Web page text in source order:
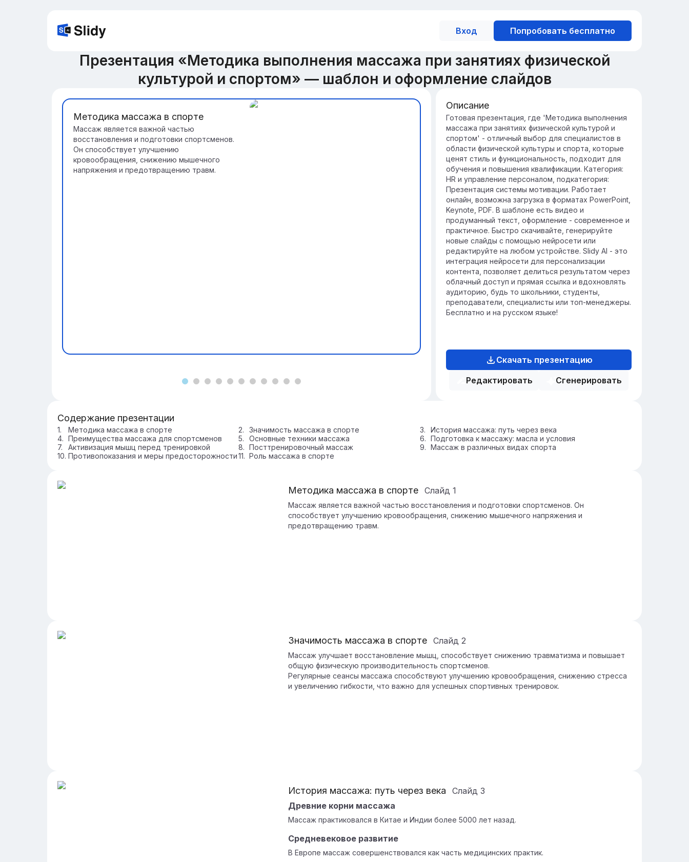
Вход Попробовать бесплатно
Презентация «Методика выполнения массажа при занятиях физической
культурой и спортом» — шаблон и оформление слайдов
Методика массажа в спорте
Массаж является важной частью
восстановления и подготовки спортсменов.
Он способствует улучшению
кровообращения, снижению мышечного
напряжения и предотвращению травм.
Значимость массажа в спорте
Массаж улучшает восстановление мышц,
способствует снижению травматизма и
повышает общую физическую
производительность спортсменов.
Регулярные сеансы массажа способствуют
улучшению кровообращения, снижению
стресса и увеличению гибкости, что важно
для успешных спортивных тренировок.
Описание
Готовая презентация, где 'Методика выполнения
массажа при занятиях физической культурой и
спортом' - отличный выбор для специалистов в
области физической культуры и спорта, которые
ценят стиль и функциональность, подходит для
обучения и повышения квалификации. Категория:
HR и управление персоналом, подкатегория:
Презентация системы мотивации. Работает
онлайн, возможна загрузка в форматах PowerPoint,
Keynote, PDF. В шаблоне есть видео и
продуманный текст, оформление - современное и
практичное. Быстро скачивайте, генерируйте
новые слайды с помощью нейросети или
редактируйте на любом устройстве. Slidy AI - это
интеграция нейросети для персонализации
контента, позволяет делиться результатом через
облачный доступ и прямая ссылка и вдохновлять
аудиторию, будь то школьники, студенты,
преподаватели, специалисты или топ-менеджеры.
Бесплатно и на русском языке!
Скачать презентацию
Редактировать
Сгенерировать
Содержание презентации
Методика массажа в спорте Значимость массажа в спорте
История массажа: путь через века
Преимущества массажа для спортсменов
Основные техники массажа
Подготовка к массажу: масла и условия
Активизация мышц перед тренировкой
Посттренировочный массаж
Массаж в различных видах спорта
Противопоказания и меры предосторожности
Роль массажа в спорте
Методика массажа в спорте Слайд 1
Массаж является важной частью восстановления и подготовки спортсменов. Он
способствует улучшению кровообращения, снижению мышечного напряжения и
предотвращению травм.
Значимость массажа в спорте Слайд 2
Массаж улучшает восстановление мышц, способствует снижению травматизма и повышает
общую физическую производительность спортсменов.
Регулярные сеансы массажа способствуют улучшению кровообращения, снижению стресса
и увеличению гибкости, что важно для успешных спортивных тренировок.
История массажа: путь через века Слайд 3
Древние корни массажа
Массаж практиковался в Китае и Индии более 5000 лет назад.
Средневековое развитие
В Европе массаж совершенствовался как часть медицинских практик.